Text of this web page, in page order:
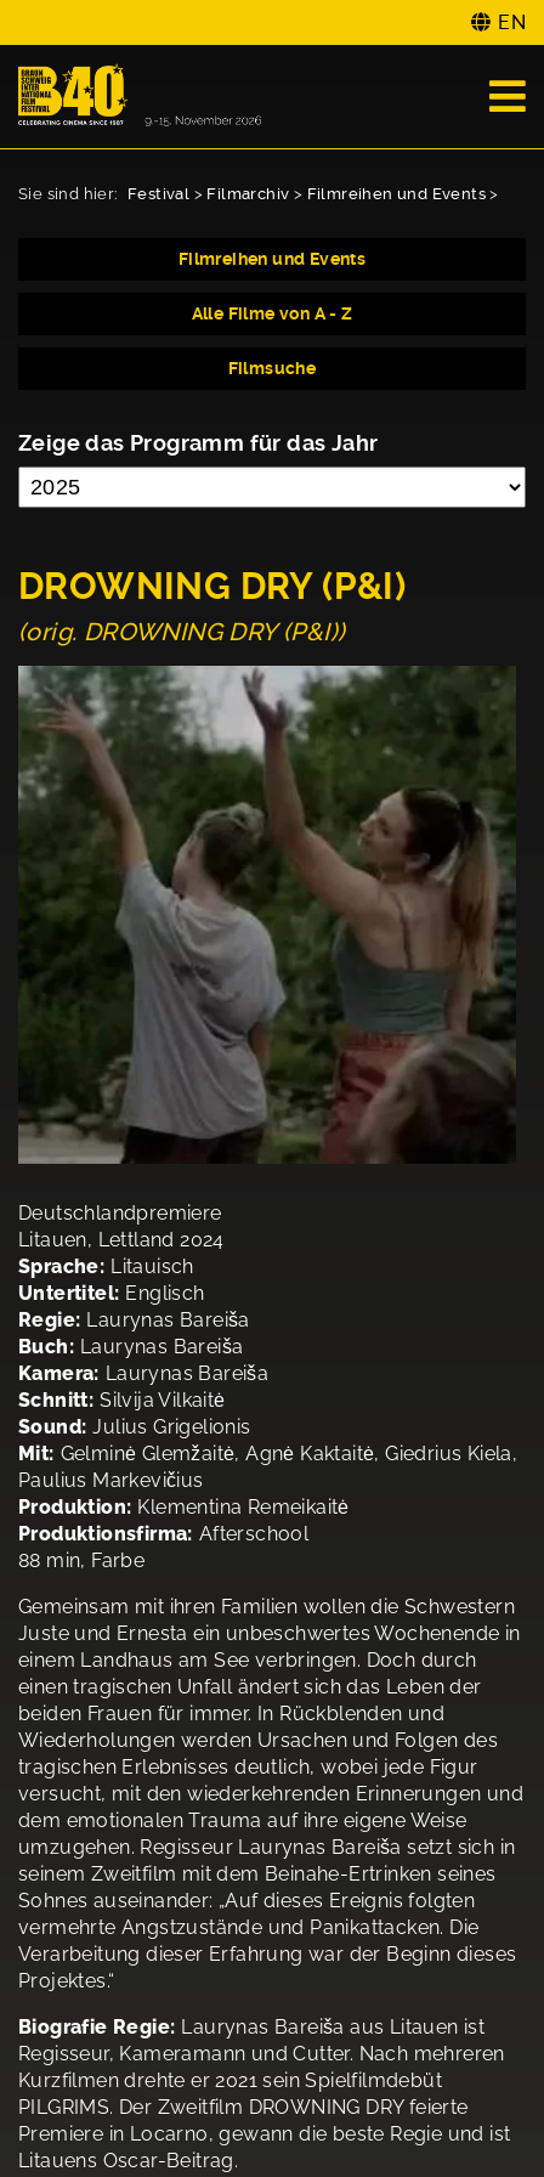
EN
Sie sind hier: Festival > Filmarchiv > Filmreihen und Events >
Filmreihen und Events
Alle Filme von A - Z
Filmsuche
Zeige das Programm für das Jahr
DROWNING DRY (P&I)
(orig. DROWNING DRY (P&I))
Deutschlandpremiere
Litauen, Lettland 2024
Sprache: Litauisch
Untertitel: Englisch
Regie: Laurynas Bareiša
Buch: Laurynas Bareiša
Kamera: Laurynas Bareiša
Schnitt: Silvija Vilkaitė
Sound: Julius Grigelionis
Mit: Gelminė Glemžaitė, Agnė Kaktaitė, Giedrius Kiela,
Paulius Markevičius
Produktion: Klementina Remeikaitė
Produktionsfirma: Afterschool
88 min, Farbe
Gemeinsam mit ihren Familien wollen die Schwestern
Juste und Ernesta ein unbeschwertes Wochenende in
einem Landhaus am See verbringen. Doch durch
einen tragischen Unfall ändert sich das Leben der
beiden Frauen für immer. In Rückblenden und
Wiederholungen werden Ursachen und Folgen des
tragischen Erlebnisses deutlich, wobei jede Figur
versucht, mit den wiederkehrenden Erinnerungen und
dem emotionalen Trauma auf ihre eigene Weise
umzugehen. Regisseur Laurynas Bareiša setzt sich in
seinem Zweitfilm mit dem Beinahe-Ertrinken seines
Sohnes auseinander: „Auf dieses Ereignis folgten
vermehrte Angstzustände und Panikattacken. Die
Verarbeitung dieser Erfahrung war der Beginn dieses
Projektes.“
Biografie Regie: Laurynas Bareiša aus Litauen ist
Regisseur, Kameramann und Cutter. Nach mehreren
Kurzfilmen drehte er 2021 sein Spielfilmdebüt
PILGRIMS. Der Zweitfilm DROWNING DRY feierte
Premiere in Locarno, gewann die beste Regie und ist
Litauens Oscar-Beitrag.